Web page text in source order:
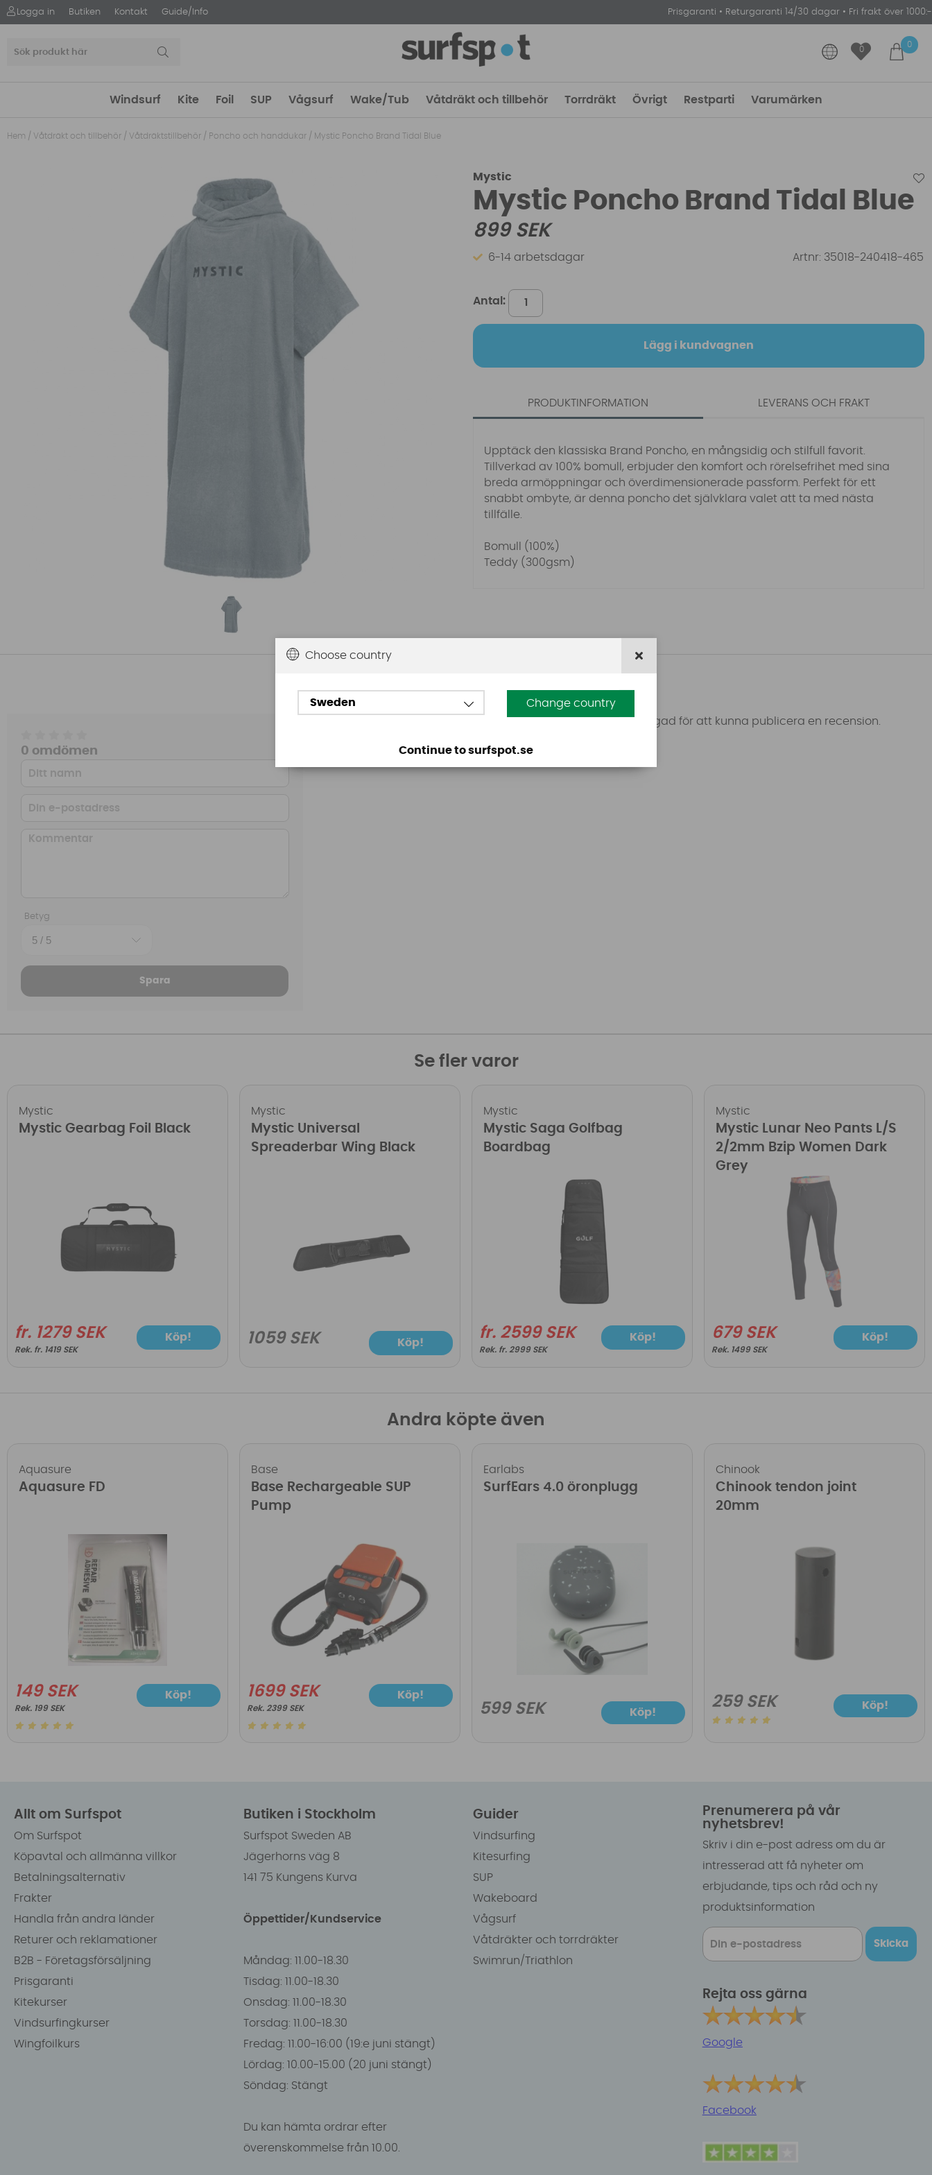
Logga in Butiken Kontakt Guide/Info Prisgaranti • Returgaranti 14/30 dagar • Fri frakt över 1000:-
0
0
Windsurf Kite Foil SUP Vågsurf Wake/Tub Våtdräkt och tillbehör Torrdräkt Övrigt Restparti Varumärken
Hem / Våtdräkt och tillbehör / Våtdräktstillbehör / Poncho och handdukar / Mystic Poncho Brand Tidal Blue
Mystic
Mystic Poncho Brand Tidal Blue
899SEK
6-14 arbetsdagar Artnr: 35018-240418-465
Antal:
Lägg i kundvagnen
PRODUKTINFORMATION
Upptäck den klassiska Brand Poncho, en mångsidig och stilfull favorit.
Tillverkad av 100% bomull, erbjuder den komfort och rörelsefrihet med sina
breda armöppningar och överdimensionerade passform. Perfekt för ett
snabbt ombyte, är denna poncho det självklara valet att ta med nästa
tillfälle.
Bomull (100%)
Teddy (300gsm)
LEVERANS OCH FRAKT
0 omdömen
Betyg
Spara
Den här produkten har inga recensioner. Du måste vara inloggad för att kunna publicera en recension.
Se fler varor
Mystic
Mystic Gearbag Foil Black
fr. 1279 SEK
fr. 1419 SEK
Köp!
Mystic
Mystic Universal
Spreaderbar Wing Black
1059 SEK Köp!
Mystic
Mystic Saga Golfbag
Boardbag
fr. 2599 SEK
fr. 2999 SEK
Köp!
Mystic
Mystic Lunar Neo Pants L/S
2/2mm Bzip Women Dark
Grey
679 SEK
1499 SEK
Köp!
Andra köpte även
Aquasure
Aquasure FD
149 SEK
199 SEK
Köp!
Base
Base Rechargeable SUP
Pump
1699 SEK
2399 SEK
Köp!
Earlabs
SurfEars 4.0 öronplugg
599 SEK Köp!
Chinook
Chinook tendon joint
20mm
259 SEK Köp!
Allt om Surfspot
Om Surfspot
Köpavtal och allmänna villkor
Betalningsalternativ
Frakter
Handla från andra länder
Returer och reklamationer
B2B - Företagsförsäljning
Prisgaranti
Kitekurser
Vindsurfingkurser
Wingfoilkurs
Butiken i Stockholm
Surfspot Sweden AB
Jägerhorns väg 8
141 75 Kungens Kurva
Öppettider/Kundservice
Måndag: 11.00-18.30
Tisdag: 11.00-18.30
Onsdag: 11.00-18.30
Torsdag: 11.00-18.30
Fredag: 11.00-16:00 (19:e juni stängt)
Lördag: 10.00-15.00 (20 juni stängt)
Söndag: Stängt
Du kan hämta ordrar efter
överenskommelse från 10.00.
Guider
Vindsurfing
Kitesurfing
SUP
Wakeboard
Vågsurf
Våtdräkter och torrdräkter
Swimrun/Triathlon
Prenumerera på vår
nyhetsbrev!
Skriv i din e-post adress om du är
intresserad att få nyheter om
erbjudande, tips och råd och ny
produktsinformation
Skicka
Rejta oss gärna
Google
Facebook
Choose country
Sweden Change country
Continue to surfspot.se